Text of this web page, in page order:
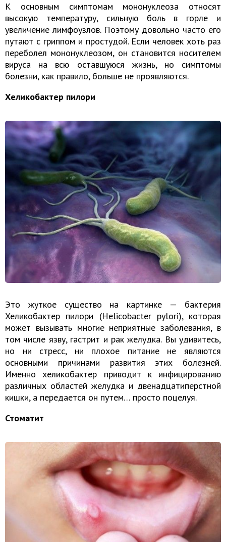
К основным симптомам мононуклеоза относят
высокую температуру, сильную боль в горле и
увеличение лимфоузлов. Поэтому довольно часто его
путают с гриппом и простудой. Если человек хоть раз
переболел мононуклеозом, он становится носителем
вируса на всю оставшуюся жизнь, но симптомы
болезни, как правило, больше не проявляются.
Хеликобактер пилори
Это жуткое существо на картинке — бактерия
Хеликобактер пилори (Helicobacter pylori), которая
может вызывать многие неприятные заболевания, в
том числе язву, гастрит и рак желудка. Вы удивитесь,
но ни стресс, ни плохое питание не являются
основными причинами развития этих болезней.
Именно хеликобактер приводит к инфицированию
различных областей желудка и двенадцатиперстной
кишки, а передается он путем… просто поцелуя.
Стоматит